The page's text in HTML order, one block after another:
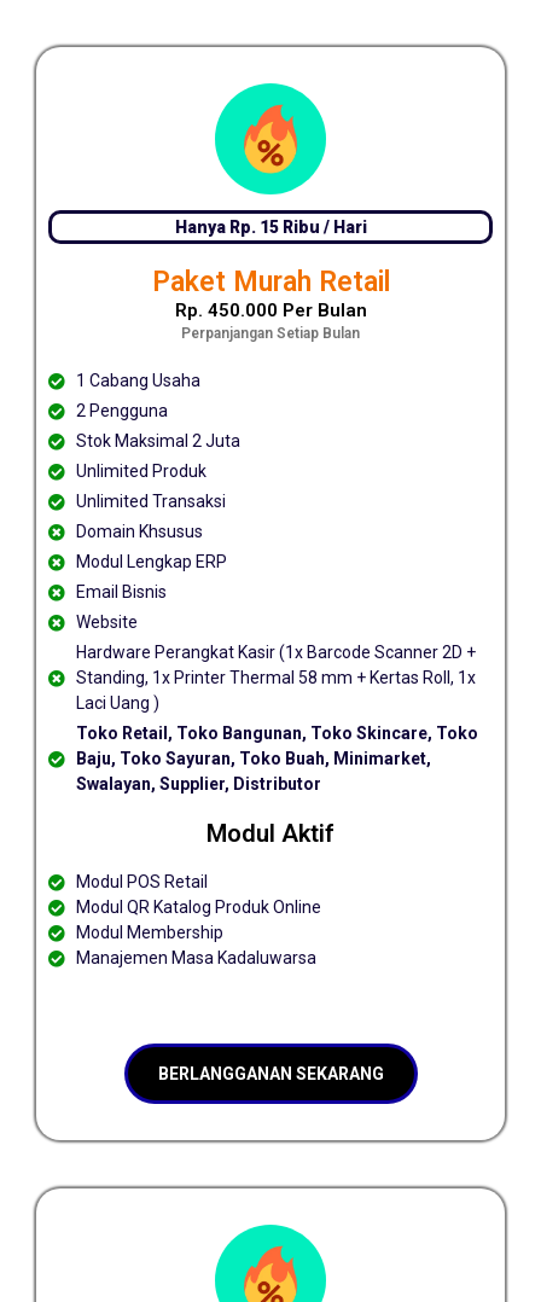
Hanya Rp. 15 Ribu / Hari
Paket Murah Retail
Rp. 450.000 Per Bulan
Perpanjangan Setiap Bulan
1 Cabang Usaha
2 Pengguna
Stok Maksimal 2 Juta
Unlimited Produk
Unlimited Transaksi
Domain Khsusus
Modul Lengkap ERP
Email Bisnis
Website
Hardware Perangkat Kasir (1x Barcode Scanner 2D +
Standing, 1x Printer Thermal 58 mm + Kertas Roll, 1x
Laci Uang )
Toko Retail, Toko Bangunan, Toko Skincare, Toko
Baju, Toko Sayuran, Toko Buah, Minimarket,
Swalayan, Supplier, Distributor
Modul Aktif
Modul POS Retail
Modul QR Katalog Produk Online
Modul Membership
Manajemen Masa Kadaluwarsa
BERLANGGANAN SEKARANG